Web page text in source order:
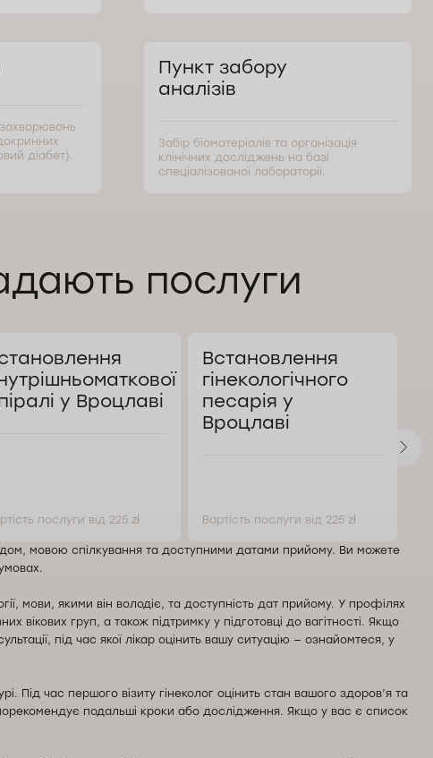
діабет).
Пункт забору
аналізів
Забір біоматеріалів та організація
клінічних досліджень на базі
спеціалізованої лабораторії.
послуги
у Вроцлаві
послуги від 225 zł
Встановлення
гінекологічного
песарія у
Вроцлаві
Вартість послуги від 225 zł
мовою спілкування та доступними датами прийому. Ви можете
мови, якими він володіє, та доступність дат прийому. У профілях
вікових груп, а також підтримку у підготовці до вагітності. Якщо
під час якої лікар оцінить вашу ситуацію — ознайомтеся, у
час першого візиту гінеколог оцінить стан вашого здоров’я та
подальші кроки або дослідження. Якщо у вас є список